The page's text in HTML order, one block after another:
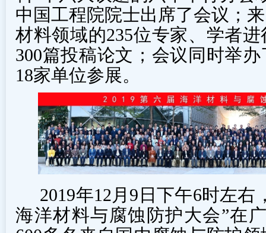
中国工程院院士出席了会议；
材料领域的235位专家、学者
300篇投稿论文；会议同时举
18家单位参展。
2019年12月9日下午6时左右
海洋材料与腐蚀防护大会”在